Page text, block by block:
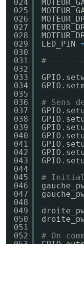
024
025
026
027
028
029
030
031
032
033
034
035
036
037
038
039
040
041
042
043
044
045
046
047
048
049
050
051
052
053
LED_PIN
# Sens
#
# On